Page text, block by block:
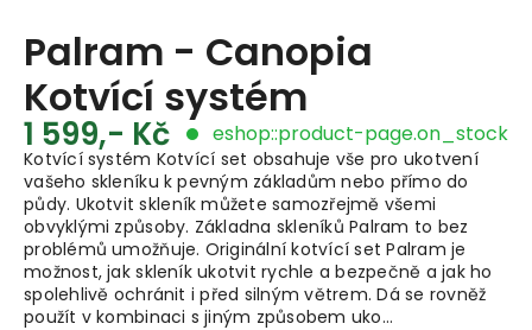
Palram - Canopia
Kotvící systém
1 599,- Kč eshop::product-page.on_stock
Kotvící systém Kotvící set obsahuje vše pro ukotvení
vašeho skleníku k pevným základům nebo přímo do
půdy. Ukotvit skleník můžete samozřejmě všemi
obvyklými způsoby. Základna skleníků Palram to bez
problémů umožňuje. Originální kotvící set Palram je
možnost, jak skleník ukotvit rychle a bezpečně a jak ho
spolehlivě ochránit i před silným větrem. Dá se rovněž
použít v kombinaci s jiným způsobem uko…